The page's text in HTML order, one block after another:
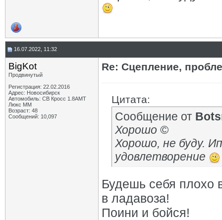
16.07.2022, 11:32
BigKot
Продвинутый
Регистрация: 22.02.2016
Адрес: Новосибирск
Автомобиль: СВ Кросс 1.8АМТ
Люкс ММ
Возраст: 48
Сообщений: 10,097
Re: Сцепление,
Цитата:
Сообщение от
Хорошо ©
Хорошо, не буду.
удовлетворение
Будешь себя плохо
в ладавоза!
Поини и бойся!